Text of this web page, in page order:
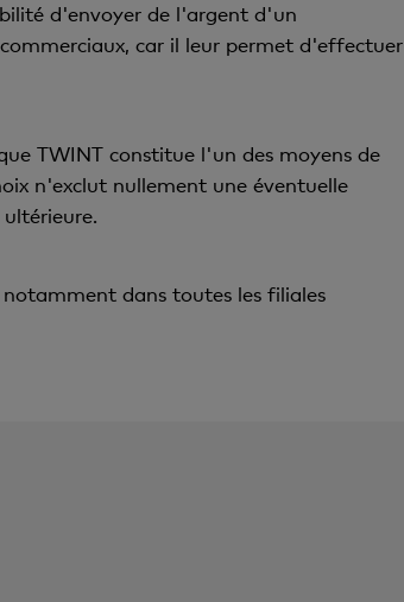
d'envoyer de l'argent d'un
car il leur permet d'effectuer
TWINT constitue l'un des moyens de
n'exclut nullement une éventuelle
dans toutes les filiales